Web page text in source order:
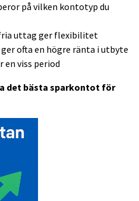
på vilken kontotyp du
uttag ger flexibilitet
ofta en högre ränta i utbyte
en viss period
det bästa sparkontot för